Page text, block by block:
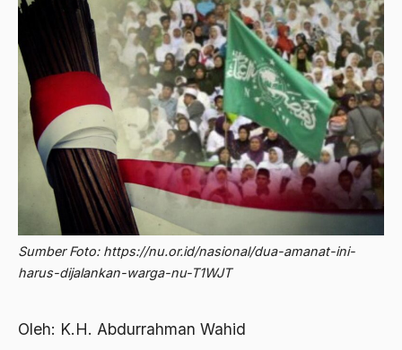
Sumber Foto: https://nu.or.id/nasional/dua-amanat-ini-
harus-dijalankan-warga-nu-T1WJT
Oleh: K.H. Abdurrahman Wahid
2018
2016
2015
2014
2013
2012
2011
2010
A.H Nasution
Aal Usul Teroris
Abad 21
Abad Modern
Abd. Moqsith Ghazali
Abdi Masyarakat
abdul wahid hasyim
Abdullah Sungkar